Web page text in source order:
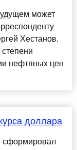
может
Хестанов.
нефтяных цен
доллара
сформировал